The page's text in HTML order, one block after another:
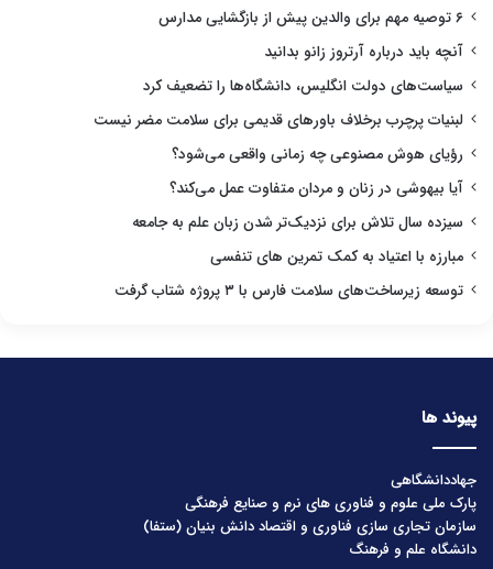
۶ توصیه مهم برای والدین پیش از بازگشایی مدارس
آنچه باید درباره آرتروز زانو بدانید
سیاست‌های دولت انگلیس، دانشگاه‌ها را تضعیف کرد
لبنیات پرچرب برخلاف باورهای قدیمی برای سلامت مضر نیست
رؤیای هوش مصنوعی چه زمانی واقعی می‌شود؟
آیا بیهوشی در زنان و مردان متفاوت عمل می‌کند؟
سیزده سال تلاش برای نزدیک‌تر شدن زبان علم به جامعه
مبارزه با اعتیاد به کمک تمرین های تنفسی
توسعه زیرساخت‌های سلامت فارس با ۳ پروژه شتاب گرفت
پیوند ها
جهاددانشگاهی
پارک ملی علوم و فناوری های نرم و صنایع فرهنگی
سازمان تجاری سازی فناوری و اقتصاد دانش بنیان (ستفا)
دانشگاه علم و فرهنگ